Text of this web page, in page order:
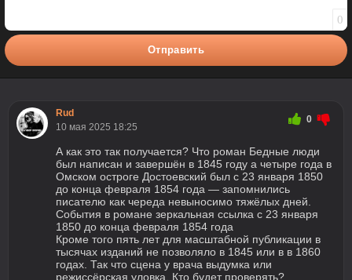
0
Отправить
Rud
10 мая 2025 18:25
0
А как это так получается? Что роман Бедные люди
был написан и завершён в 1845 году а четыре года в
Омском остроге Достоевский был с 23 января 1850
до конца февраля 1854 года — запомнились
писателю как череда невыносимо тяжёлых дней.
События в романе зеркальная ссылка с 23 января
1850 до конца февраля 1854 года
Кроме того пять лет для масштабной публикации в
тысячах изданий не позволяло в 1845 или в в 1860
годах. Так что сцена у врача выдумка или
режиссёрская уловка. Кто будет проверять?